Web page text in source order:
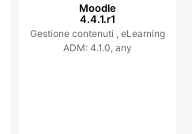
Moodle
4.4.1.r1
Gestione contenuti , eLearning
ADM: 4.1.0, any